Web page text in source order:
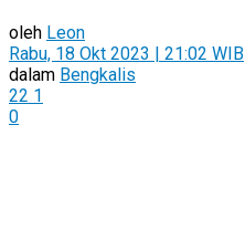
oleh Leon
Rabu, 18 Okt 2023 | 21:02 WIB
dalam Bengkalis
22 1
0